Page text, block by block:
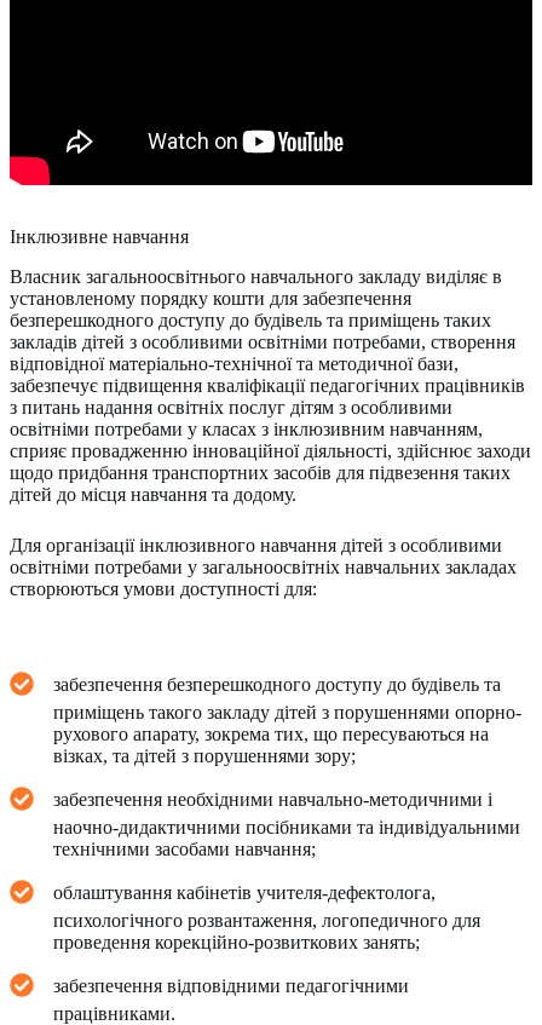
Інклюзивне навчання
Власник загальноосвітнього навчального закладу виділяє в
установленому порядку кошти для забезпечення
безперешкодного доступу до будівель та приміщень таких
закладів дітей з особливими освітніми потребами, створення
відповідної матеріально-технічної та методичної бази,
забезпечує підвищення кваліфікації педагогічних працівників
з питань надання освітніх послуг дітям з особливими
освітніми потребами у класах з інклюзивним навчанням,
сприяє провадженню інноваційної діяльності, здійснює заходи
щодо придбання транспортних засобів для підвезення таких
дітей до місця навчання та додому.
Для організації інклюзивного навчання дітей з особливими
освітніми потребами у загальноосвітніх навчальних закладах
створюються умови доступності для:
забезпечення безперешкодного доступу до будівель та
приміщень такого закладу дітей з порушеннями опорно-
рухового апарату, зокрема тих, що пересуваються на
візках, та дітей з порушеннями зору;
забезпечення необхідними навчально-методичними і
наочно-дидактичними посібниками та індивідуальними
технічними засобами навчання;
облаштування кабінетів учителя-дефектолога,
психологічного розвантаження, логопедичного для
проведення корекційно-розвиткових занять;
забезпечення відповідними педагогічними
працівниками.